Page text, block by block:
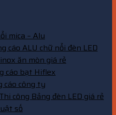
mica – Alu
cáo ALU chữ nổi đèn LED
ăn mòn giá rẻ
cáo bạt Hiflex
cáo công ty
công Bảng đèn LED giá rẻ
số